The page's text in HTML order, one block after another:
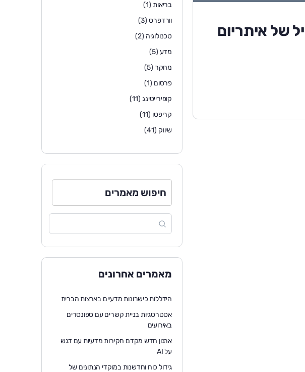
בריאות(1)
וורדפרס (3)
טכנולוגיה (2)
מדע (5)
מחקר (5)
פרסום (1)
קופירייטינג(11)
קריפטו (11)
שיווק (41)
חיפוש מאמרים
מאמרים אחרונים
הידללות כישרונות מדעיים בארצות הברית
אסטרטגיות בניית קשרים עם ספונסרים
באירועים
ארגון חדש מקדם חקירות מדעיות עם דגש
על AI
גידול כוח וחדשנות במוקדי הנתונים של